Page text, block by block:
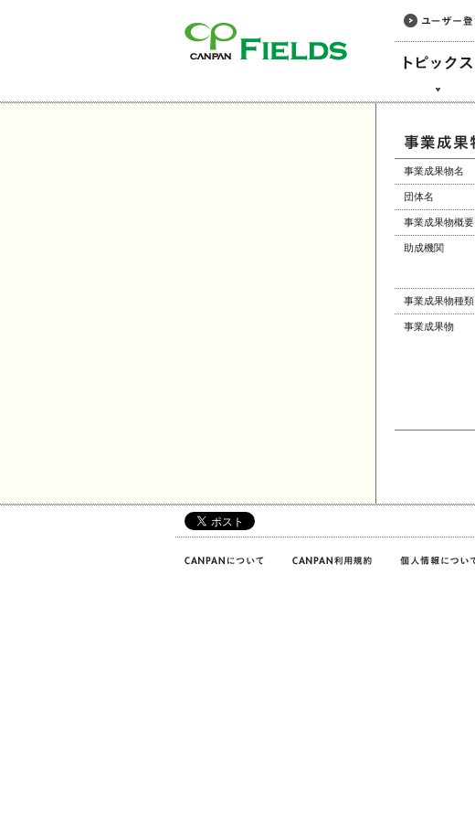
事業成果物名
団体名
事業成果物概要
助成機関
事業成果物種類
事業成果物